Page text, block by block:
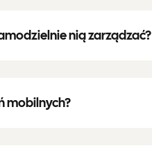
nią zarządzać?
mobilnych?